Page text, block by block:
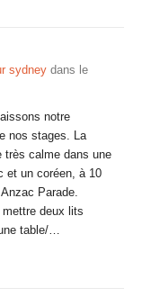
sydney dans le
notre
nos stages. La
très calme dans une
et un coréen, à 10
Parade.
mettre deux lits
table/…